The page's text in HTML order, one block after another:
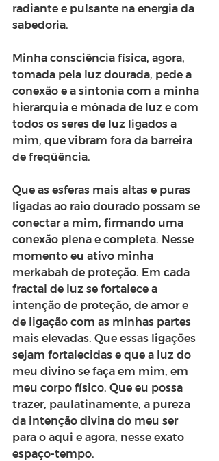
radiante e pulsante na energia da
sabedoria.
Minha consciência física, agora,
tomada pela luz dourada, pede a
conexão e a sintonia com a minha
hierarquia e mônada de luz e com
todos os seres de luz ligados a
mim, que vibram fora da barreira
de freqüência.
Que as esferas mais altas e puras
ligadas ao raio dourado possam se
conectar a mim, firmando uma
conexão plena e completa. Nesse
momento eu ativo minha
merkabah de proteção. Em cada
fractal de luz se fortalece a
intenção de proteção, de amor e
de ligação com as minhas partes
mais elevadas. Que essas ligações
sejam fortalecidas e que a luz do
meu divino se faça em mim, em
meu corpo físico. Que eu possa
trazer, paulatinamente, a pureza
da intenção divina do meu ser
para o aqui e agora, nesse exato
espaço-tempo.